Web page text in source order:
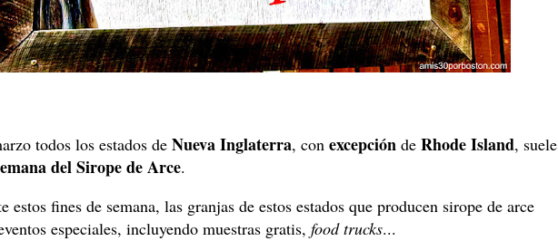
todos los estados de Nueva Inglaterra, con excepción de Rhode Island, suele
del Sirope de Arce.
estos fines de semana, las granjas de estos estados que producen sirope de arce
especiales, incluyendo muestras gratis, food trucks...